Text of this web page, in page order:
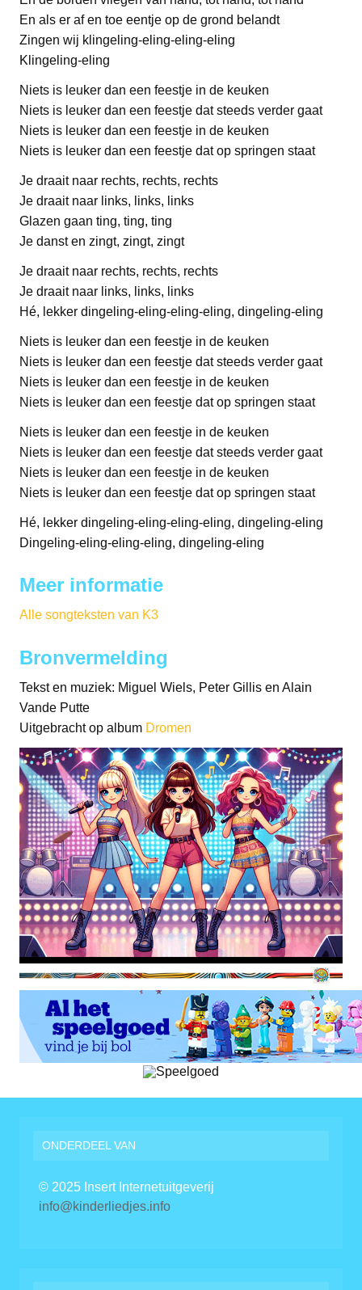
En als er af en toe eentje op de grond belandt
Zingen wij klingeling-eling-eling-eling
Klingeling-eling
Niets is leuker dan een feestje in de keuken
Niets is leuker dan een feestje dat steeds verder gaat
Niets is leuker dan een feestje in de keuken
Niets is leuker dan een feestje dat op springen staat
Je draait naar rechts, rechts, rechts
Je draait naar links, links, links
Glazen gaan ting, ting, ting
Je danst en zingt, zingt, zingt
Je draait naar rechts, rechts, rechts
Je draait naar links, links, links
Hé, lekker dingeling-eling-eling-eling, dingeling-eling
Niets is leuker dan een feestje in de keuken
Niets is leuker dan een feestje dat steeds verder gaat
Niets is leuker dan een feestje in de keuken
Niets is leuker dan een feestje dat op springen staat
Niets is leuker dan een feestje in de keuken
Niets is leuker dan een feestje dat steeds verder gaat
Niets is leuker dan een feestje in de keuken
Niets is leuker dan een feestje dat op springen staat
Hé, lekker dingeling-eling-eling-eling, dingeling-eling
Dingeling-eling-eling-eling, dingeling-eling
Meer informatie
Alle songteksten van K3
Bronvermelding
Tekst en muziek: Miguel Wiels, Peter Gillis en Alain
Vande Putte
Uitgebracht op album Dromen
ONDERDEEL VAN
© 2025 Insert Internetuitgeverij
info@kinderliedjes.info